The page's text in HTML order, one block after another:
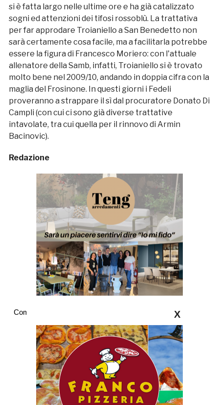
si è fatta largo nelle ultime ore e ha già catalizzato
sogni ed attenzioni dei tifosi rossoblù. La trattativa
per far approdare Troianiello a San Benedetto non
sarà certamente cosa facile, ma a facilitarla potrebbe
essere la figura di Francesco Moriero: con l'attuale
allenatore della Samb, infatti, Troianiello si è trovato
molto bene nel 2009/10, andando in doppia cifra con la
maglia del Frosinone. In questi giorni i Fedeli
proveranno a strappare il sì dal procuratore Donato Di
Campli (con cui ci sono già diverse trattative
intavolate, tra cui quella per il rinnovo di Armin
Bacinovic).
Redazione
Commenti X